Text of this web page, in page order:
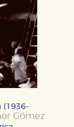
(1936-
Gómez